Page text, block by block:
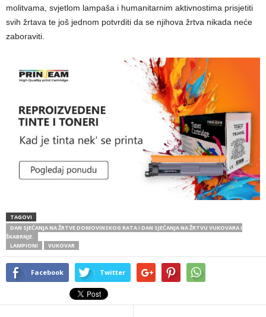
molitvama, svjetlom lampaša i humanitarnim aktivnostima prisjetiti
svih žrtava te još jednom potvrditi da se njihova žrtva nikada neće
zaboraviti.
TAGOVI
DAN SJEĆANJA NA ŽRTVE DOMOVINSKOG RATA I DAN SJEĆANJA NA ŽRTVU VUKOVARA I
ŠKABRNJE.
LAMPIONI
VUKOVAR
Facebook Twitter